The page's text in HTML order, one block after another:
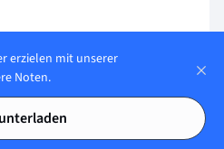
erzielen mit unserer
Noten.